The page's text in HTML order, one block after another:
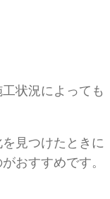
状況によっても
見つけたときに
おすすめです。